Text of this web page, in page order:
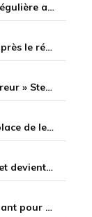
LFL Summer Split 2026 : bilan de la saison régulière avec Solary en tête
« J'ai décidé de m'investir à 100% » Myrwn après le réveil de Movistar KOI face à Fnatic
« Je veux juste prouver qu'ils ont fait une erreur » Stend se confie sur son mercato chaotique et ses ambitions avec Shifters
T1 brise l'élan de Dplus KIA et conforte sa place de leader en LCK 2026 Rounds 3-4
deLonge quitte officiellement Gentle Mates et devient agent libre
Riot Games réintroduit le skin Ryze triomphant pour récompenser la scène amateur